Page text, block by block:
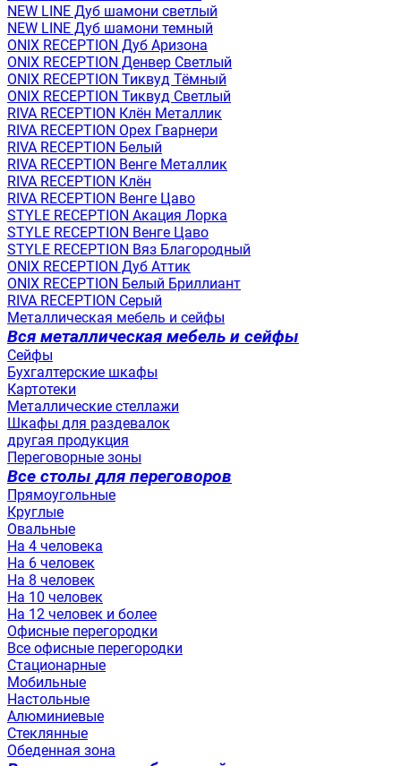
NEW LINE Дуб шамони светлый
NEW LINE Дуб шамони темный
ONIX RECEPTION Дуб Аризона
ONIX RECEPTION Денвер Светлый
ONIX RECEPTION Тиквуд Тёмный
ONIX RECEPTION Тиквуд Светлый
RIVA RECEPTION Клён Металлик
RIVA RECEPTION Орех Гварнери
RIVA RECEPTION Белый
RIVA RECEPTION Венге Металлик
RIVA RECEPTION Клён
RIVA RECEPTION Венге Цаво
STYLE RECEPTION Акация Лорка
STYLE RECEPTION Венге Цаво
STYLE RECEPTION Вяз Благородный
ONIX RECEPTION Дуб Аттик
ONIX RECEPTION Белый Бриллиант
RIVA RECEPTION Серый
Металлическая мебель и сейфы
Вся металлическая мебель и сейфы
Сейфы
Бухгалтерские шкафы
Картотеки
Металлические стеллажи
Шкафы для раздевалок
другая продукция
Переговорные зоны
Все столы для переговоров
Прямоугольные
Круглые
Овальные
На 4 человека
На 6 человек
На 8 человек
На 10 человек
На 12 человек и более
Офисные перегородки
Все офисные перегородки
Стационарные
Мобильные
Настольные
Алюминиевые
Стеклянные
Обеденная зона